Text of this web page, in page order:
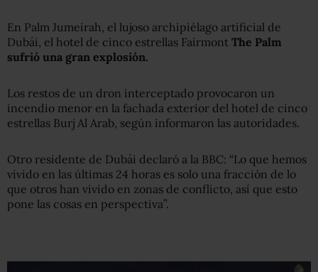
En Palm Jumeirah, el lujoso archipiélago artificial de
Dubái, el hotel de cinco estrellas Fairmont The Palm
sufrió una gran explosión.
Los restos de un dron interceptado provocaron un
incendio menor en la fachada exterior del hotel de cinco
estrellas Burj Al Arab, según informaron las autoridades.
Otro residente de Dubái declaró a la BBC: “Lo que hemos
vivido en las últimas 24 horas es solo una fracción de lo
que otros han vivido en zonas de conflicto, así que esto
pone las cosas en perspectiva”.